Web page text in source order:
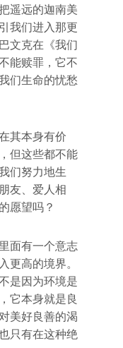
遥远的迦南美
我们进入那更
文克在《我们
能赎罪，它不
们生命的忧愁
其本身有价
但这些都不能
们努力地生
友、爱人相
愿望吗？
面有一个意志
更高的境界。
是因为环境是
它本身就是良
美好良善的渴
只有在这种绝